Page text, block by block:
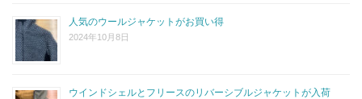
人気のウールジャケットがお買い得
2024年10月8日
ウインドシェルとフリースのリバーシブルジャケットが入荷